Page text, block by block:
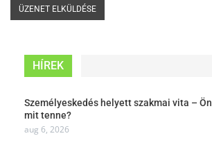
HÍREK
Személyeskedés helyett szakmai vita – Ön
mit tenne?
aug 6, 2026